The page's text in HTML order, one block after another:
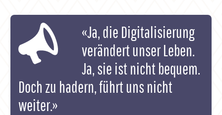
«Ja, die Digitalisierung
verändert unser Leben.
Ja, sie ist nicht bequem.
Doch zu hadern, führt uns nicht
weiter.»